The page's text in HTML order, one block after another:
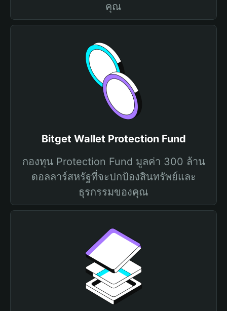
คุณ
Bitget Wallet Protection Fund
กองทุน Protection Fund มูลค่า 300 ล้าน
ดอลลาร์สหรัฐที่จะปกป้องสินทรัพย์และ
ธุรกรรมของคุณ